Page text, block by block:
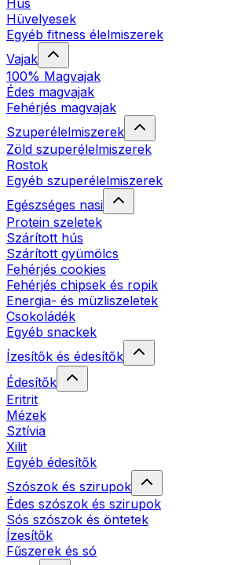
Hús
Hüvelyesek
Egyéb fitness élelmiszerek
Vajak
100% Magvajak
Édes magvajak
Fehérjés magvajak
Szuperélelmiszerek
Zöld szuperélelmiszerek
Rostok
Egyéb szuperélelmiszerek
Egészséges nasi
Protein szeletek
Szárított hús
Szárított gyümölcs
Fehérjés cookies
Fehérjés chipsek és ropik
Energia- és müzliszeletek
Csokoládék
Egyéb snackek
Ízesítők és édesítők
Édesítők
Eritrit
Mézek
Sztívia
Xilit
Egyéb édesítők
Szószok és szirupok
Édes szószok és szirupok
Sós szószok és öntetek
Ízesítők
Fűszerek és só